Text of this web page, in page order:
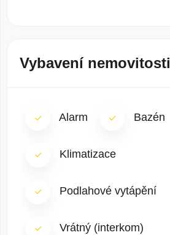
Vybavení nemovitosti
Alarm Bazén
Klimatizace
Podlahové vytápění
Vrátný (interkom)